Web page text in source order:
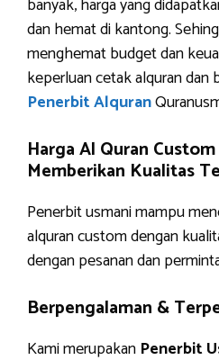
banyak, harga yang
dan hemat di kantong.
menghemat budget dan
keperluan cetak alquran dan
Penerbit Alquran
Harga Al Quran
Memberikan Kualitas
Penerbit usmani mampu
alquran custom dengan
dengan pesanan dan
Berpengalaman &
Kami merupakan Penerbit